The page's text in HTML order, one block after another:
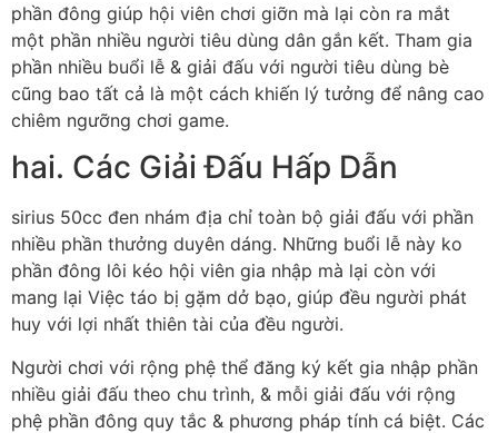
phần đông giúp hội viên chơi giỡn mà lại còn ra mắt
một phần nhiều người tiêu dùng dân gắn kết. Tham gia
phần nhiều buổi lễ & giải đấu với người tiêu dùng bè
cũng bao tất cả là một cách khiến lý tưởng để nâng cao
chiêm ngưỡng chơi game.
hai. Các Giải Đấu Hấp Dẫn
sirius 50cc đen nhám địa chỉ toàn bộ giải đấu với phần
nhiều phần thưởng duyên dáng. Những buổi lễ này ko
phần đông lôi kéo hội viên gia nhập mà lại còn với
mang lại Việc táo bị gặm dở bạo, giúp đều người phát
huy với lợi nhất thiên tài của đều người.
Người chơi với rộng phệ thể đăng ký kết gia nhập phần
nhiều giải đấu theo chu trình, & mỗi giải đấu với rộng
phệ phần đông quy tắc & phương pháp tính cá biệt. Các